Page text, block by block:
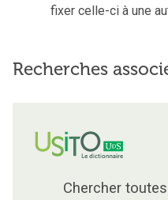
fixer celle-ci à une
Recherches
Chercher